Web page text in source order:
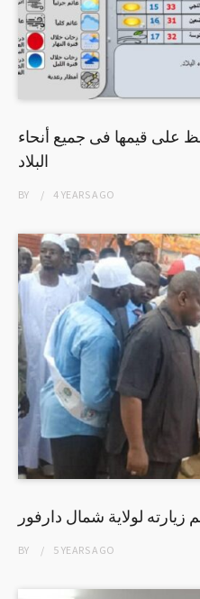
على قيمها فى جميع أنحاء
البلاد
BY 4 YEARSAGO
زيارته لولاية شمال دارفور
BY 5 YEARSAGO